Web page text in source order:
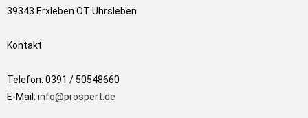
39343 Erxleben OT Uhrsleben
Kontakt
Telefon: 0391 / 50548660
E-Mail: info@prospert.de